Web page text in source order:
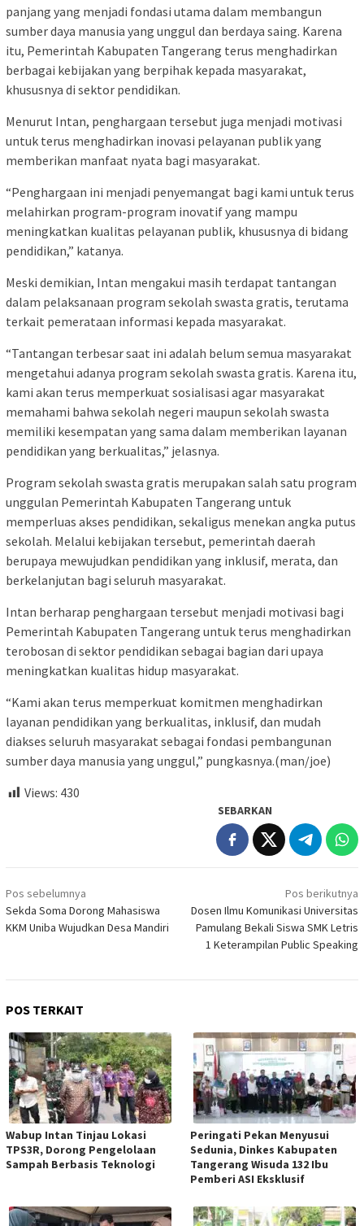
panjang yang menjadi fondasi utama dalam membangun
sumber daya manusia yang unggul dan berdaya saing. Karena
itu, Pemerintah Kabupaten Tangerang terus menghadirkan
berbagai kebijakan yang berpihak kepada masyarakat,
khususnya di sektor pendidikan.
Menurut Intan, penghargaan tersebut juga menjadi motivasi
untuk terus menghadirkan inovasi pelayanan publik yang
memberikan manfaat nyata bagi masyarakat.
“Penghargaan ini menjadi penyemangat bagi kami untuk terus
melahirkan program-program inovatif yang mampu
meningkatkan kualitas pelayanan publik, khususnya di bidang
pendidikan,” katanya.
Meski demikian, Intan mengakui masih terdapat tantangan
dalam pelaksanaan program sekolah swasta gratis, terutama
terkait pemerataan informasi kepada masyarakat.
“Tantangan terbesar saat ini adalah belum semua masyarakat
mengetahui adanya program sekolah swasta gratis. Karena itu,
kami akan terus memperkuat sosialisasi agar masyarakat
memahami bahwa sekolah negeri maupun sekolah swasta
memiliki kesempatan yang sama dalam memberikan layanan
pendidikan yang berkualitas,” jelasnya.
Program sekolah swasta gratis merupakan salah satu program
unggulan Pemerintah Kabupaten Tangerang untuk
memperluas akses pendidikan, sekaligus menekan angka putus
sekolah. Melalui kebijakan tersebut, pemerintah daerah
berupaya mewujudkan pendidikan yang inklusif, merata, dan
berkelanjutan bagi seluruh masyarakat.
Intan berharap penghargaan tersebut menjadi motivasi bagi
Pemerintah Kabupaten Tangerang untuk terus menghadirkan
terobosan di sektor pendidikan sebagai bagian dari upaya
meningkatkan kualitas hidup masyarakat.
“Kami akan terus memperkuat komitmen menghadirkan
layanan pendidikan yang berkualitas, inklusif, dan mudah
diakses seluruh masyarakat sebagai fondasi pembangunan
sumber daya manusia yang unggul,” pungkasnya.(man/joe)
Views: 430
SEBARKAN
Navigasi
pos
Pos sebelumnya
Sekda Soma Dorong Mahasiswa
KKM Uniba Wujudkan Desa Mandiri
Pos berikutnya
Dosen Ilmu Komunikasi Universitas
Pamulang Bekali Siswa SMK Letris
1 Keterampilan Public Speaking
POS TERKAIT
Wabup Intan Tinjau Lokasi
TPS3R, Dorong Pengelolaan
Sampah Berbasis Teknologi
Peringati Pekan Menyusui
Sedunia, Dinkes Kabupaten
Tangerang Wisuda 132 Ibu
Pemberi ASI Eksklusif